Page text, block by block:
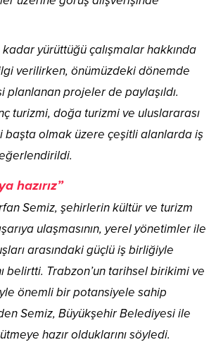
yürüttüğü çalışmalar hakkında
verilirken, önümüzdeki dönemde
planlanan projeler de paylaşıldı.
turizmi, doğa turizmi ve uluslararası
başta olmak üzere çeşitli alanlarda iş
hazırız”
Semiz, şehirlerin kültür ve turizm
ulaşmasının, yerel yönetimler ile
arasındaki güçlü iş birliğiyle
belirtti. Trabzon’un tarihsel birikimi ve
önemli bir potansiyele sahip
Semiz, Büyükşehir Belediyesi ile
hazır olduklarını söyledi.